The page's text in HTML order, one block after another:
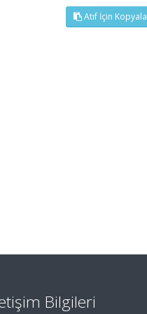
Atıf İçin Kopyala
Bilgileri